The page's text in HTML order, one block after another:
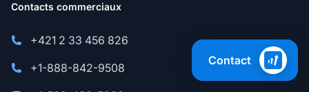
Contacts commerciaux
+421 2 33 456 826
+1-888-842-9508
Contact